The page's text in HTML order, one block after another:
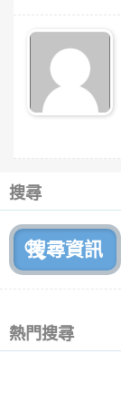
搜尋
熱門搜尋